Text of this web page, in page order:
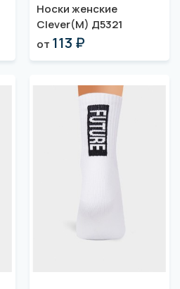
Носки женские
Clever(M) Д5321
от 113 ₽